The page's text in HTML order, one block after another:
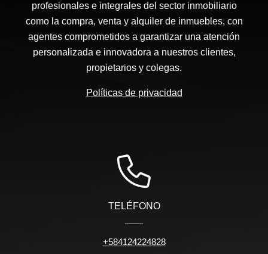
profesionales e integrales del sector inmobiliario
como la compra, venta y alquiler de inmuebles, con
agentes comprometidos a garantizar una atención
personalizada e innovadora a nuestros clientes,
propietarios y colegas.
Políticas de privacidad
TELÉFONO
+584124224828